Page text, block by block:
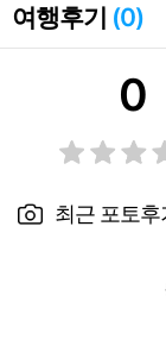
여행후기 (0)
0
최근 포토후